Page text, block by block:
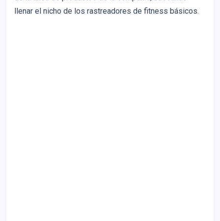
llenar el nicho de los rastreadores de fitness básicos.